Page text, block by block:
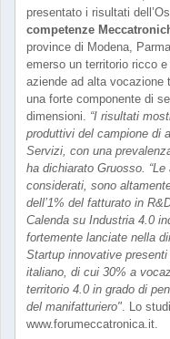
presentato i risultati
competenze
province di Modena,
emerso un territorio ricco
aziende ad alta vocazione
una forte componente di
dimensioni. “I risultati
produttivi del campione di
Servizi, con una
ha dichiarato Gruosso.
considerati, sono
dell’1% del fatturato in
Calenda su Industria 4.0
fortemente lanciate nella
Startup innovative
italiano, di cui 30% a
territorio 4.0 in grado di
del manifatturiero". Lo
www.forumeccatronica.it.